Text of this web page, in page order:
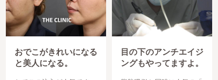
おでこがきれいになる
と美人になる。
目の下のアンチエイジ
ングもやってますよ。